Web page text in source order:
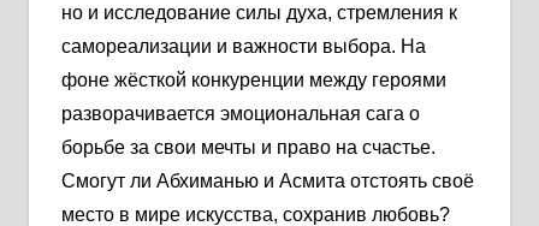
но и исследование силы духа, стремления к
самореализации и важности выбора. На
фоне жёсткой конкуренции между героями
разворачивается эмоциональная сага о
борьбе за свои мечты и право на счастье.
Смогут ли Абхиманью и Асмита отстоять своё
место в мире искусства, сохранив любовь?